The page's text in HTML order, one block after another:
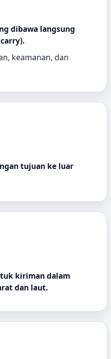
dibawa langsung
keamanan, dan
tujuan ke luar
kiriman dalam
dan laut.